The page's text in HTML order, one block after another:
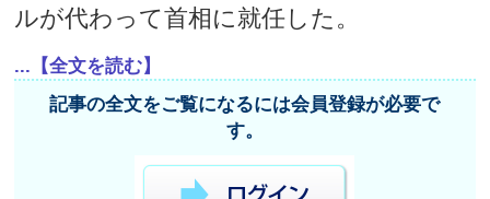
ルが代わって首相に就任した。
...【全文を読む】
記事の全文をご覧になるには会員登録が必要で
す。